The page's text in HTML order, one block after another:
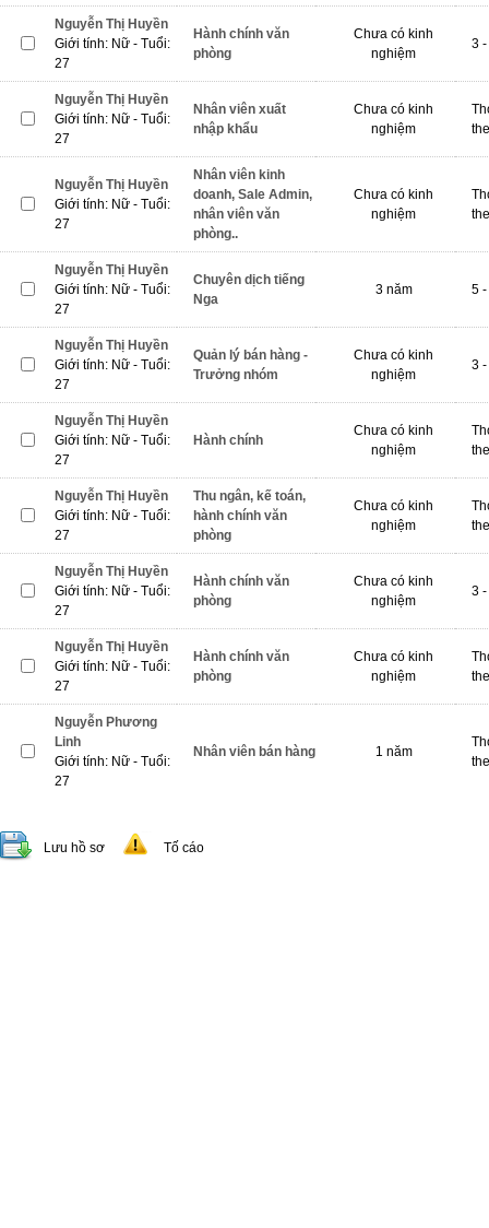
Nguyễn Thị Huyền
Giới tính: Nữ - Tuổi:
27
Hành chính văn
phòng
Chưa có kinh
nghiệm
3
Nguyễn Thị Huyền
Giới tính: Nữ - Tuổi:
27
Nhân viên xuất
nhập khẩu
Chưa có kinh
nghiệm
Nguyễn Thị Huyền
Giới tính: Nữ - Tuổi:
27
Nhân viên kinh
doanh, Sale Admin,
nhân viên văn
phòng..
Chưa có kinh
nghiệm
Nguyễn Thị Huyền
Giới tính: Nữ - Tuổi:
27
Chuyên dịch tiếng
Nga
3 năm 5
Nguyễn Thị Huyền
Giới tính: Nữ - Tuổi:
27
Quản lý bán hàng -
Trưởng nhóm
Chưa có kinh
nghiệm
3
Nguyễn Thị Huyền
Giới tính: Nữ - Tuổi:
27
Hành chính
Chưa có kinh
nghiệm
Nguyễn Thị Huyền
Giới tính: Nữ - Tuổi:
27
Thu ngân, kế toán,
hành chính văn
phòng
Chưa có kinh
nghiệm
Nguyễn Thị Huyền
Giới tính: Nữ - Tuổi:
27
Hành chính văn
phòng
Chưa có kinh
nghiệm
3
Nguyễn Thị Huyền
Giới tính: Nữ - Tuổi:
27
Hành chính văn
phòng
Chưa có kinh
nghiệm
Nguyễn Phương
Linh
Giới tính: Nữ - Tuổi:
27
Nhân viên bán hàng 1 năm
Lưu hồ sơ Tố cáo